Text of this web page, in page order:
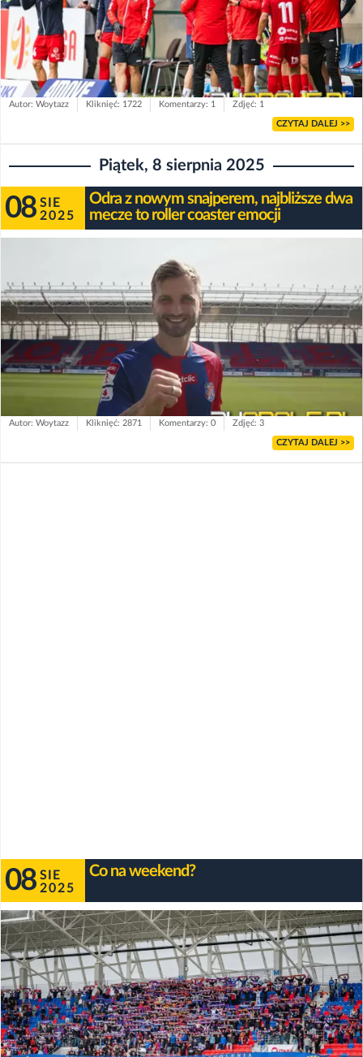
Autor: Woytazz Kliknięć: 1722 Komentarzy: 1 Zdjęć: 1
CZYTAJ DALEJ >>
Piątek, 8 sierpnia 2025
08 SIE
2025
Odra z nowym snajperem, najbliższe dwa
mecze to roller coaster emocji
Autor: Woytazz Kliknięć: 2871 Komentarzy: 0 Zdjęć: 3
CZYTAJ DALEJ >>
08 SIE
2025
Co na weekend?